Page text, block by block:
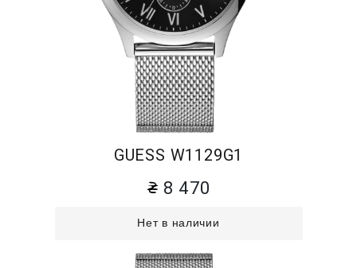
GUESS W1129G1
8 470
Нет в наличии